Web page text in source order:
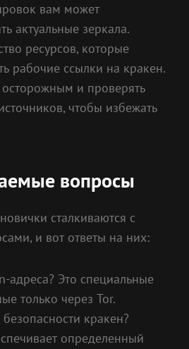
вам может
актуальные зеркала.
ресурсов, которые
рабочие ссылки на кракен.
и проверять
чтобы избежать
вопросы
сталкиваются с
и вот ответы на них:
адреса? Это специальные
только через Tor.
кракен?
определенный